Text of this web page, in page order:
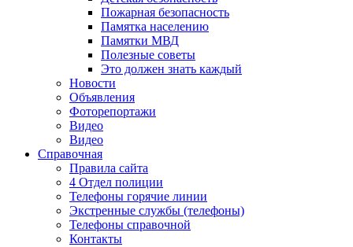
Пожарная безопасность
Памятка населению
Памятки МВД
Полезные советы
Это должен знать каждый
Новости
Объявления
Фоторепортажи
Видео
Видео
Справочная
Правила сайта
4 Отдел полиции
Телефоны горячие линии
Экстренные службы (телефоны)
Телефоны справочной
Контакты